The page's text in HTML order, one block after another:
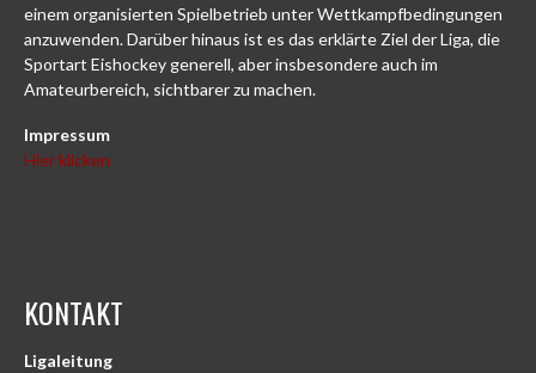
einem organisierten Spielbetrieb unter Wettkampfbedingungen
anzuwenden. Darüber hinaus ist es das erklärte Ziel der Liga, die
Sportart Eishockey generell, aber insbesondere auch im
Amateurbereich, sichtbarer zu machen.
Impressum
Hier klicken
KONTAKT
Ligaleitung